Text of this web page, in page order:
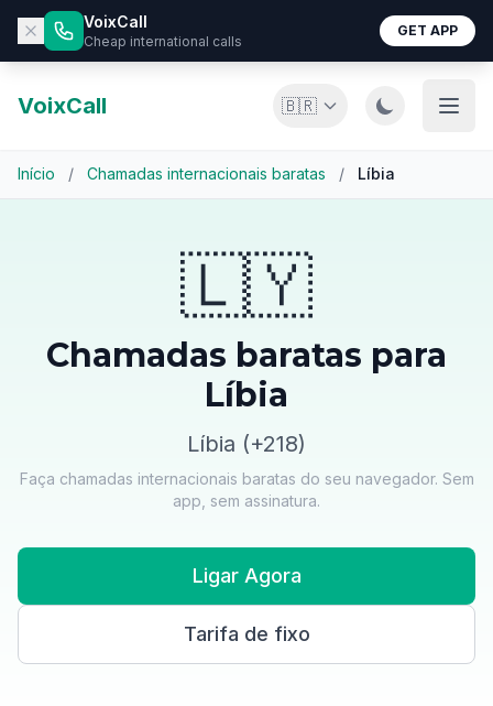
VoixCall
Cheap international calls
GET APP
VoixCall 🇧🇷
Início / Chamadas internacionais baratas / Líbia
🇱🇾
Chamadas baratas para
Líbia
Líbia (+218)
Faça chamadas internacionais baratas do seu navegador. Sem
app, sem assinatura.
Ligar Agora
Tarifa de fixo